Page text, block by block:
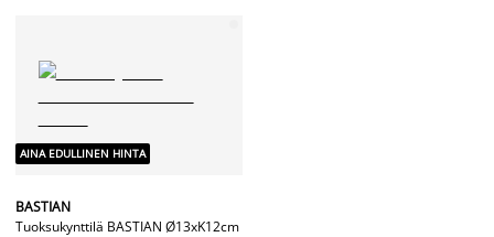
AINA EDULLINEN HINTA
BASTIAN
Tuoksukynttilä BASTIAN Ø13xK12cm